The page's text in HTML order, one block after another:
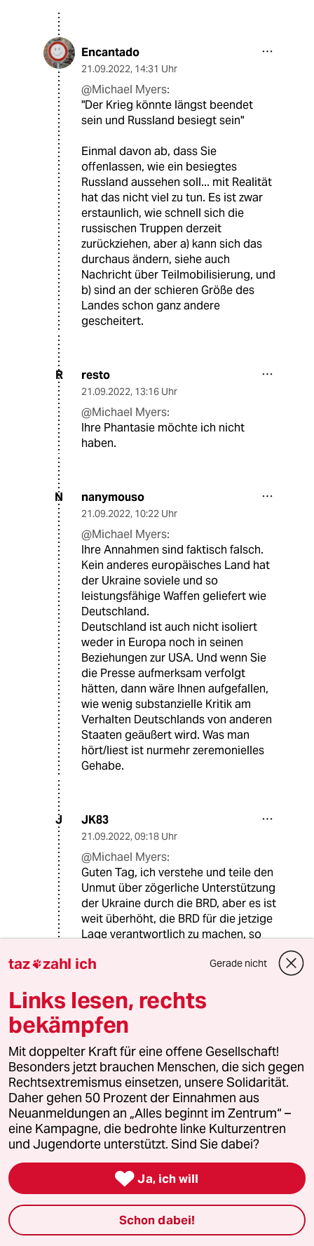
Encantado
21.09.2022, 14:31 Uhr
@Michael Myers:
"Der Krieg könnte längst beendet
sein und Russland besiegt sein"
Einmal davon ab, dass Sie
offenlassen, wie ein besiegtes
Russland aussehen soll... mit Realität
hat das nicht viel zu tun. Es ist zwar
erstaunlich, wie schnell sich die
russischen Truppen derzeit
zurückziehen, aber a) kann sich das
durchaus ändern, siehe auch
Nachricht über Teilmobilisierung, und
b) sind an der schieren Größe des
Landes schon ganz andere
gescheitert.
R resto
21.09.2022, 13:16 Uhr
@Michael Myers:
Ihre Phantasie möchte ich nicht
haben.
N nanymouso
21.09.2022, 10:22 Uhr
@Michael Myers:
Ihre Annahmen sind faktisch falsch.
Kein anderes europäisches Land hat
der Ukraine soviele und so
leistungsfähige Waffen geliefert wie
Deutschland.
Deutschland ist auch nicht isoliert
weder in Europa noch in seinen
Beziehungen zur USA. Und wenn Sie
die Presse aufmerksam verfolgt
hätten, dann wäre Ihnen aufgefallen,
wie wenig substanzielle Kritik am
Verhalten Deutschlands von anderen
Staaten geäußert wird. Was man
hört/liest ist nurmehr zeremonielles
Gehabe.
J JK83
21.09.2022, 09:18 Uhr
@Michael Myers:
Guten Tag, ich verstehe und teile den
Unmut über zögerliche Unterstützung
der Ukraine durch die BRD, aber es ist
weit überhöht, die BRD für die jetzige
Lage verantwortlich zu machen, so
die BRD nicht, in der Haltung steckt
Großmachtphantasie. Besser wäre
die Ukraine aber zweifellos
aufgestellt und auch besser für die
nahe Zukunft vorbereitet, hätte sie
jetzt Panzer der BRD und verbündeter
Staaten.
Zum Thema Eingraben im Donbass
und neuer Angriff in ein paar Jahren.
Rein theoretisch ja. Aber faktisch -
sofern der Westen jetzt den
dauerhaften Schulterschluss mit der
Ukraine absichert und Russland aus
der Staatengemeinschaft und
Weltwirtschaft verbannt hält - wird
Russland das nicht vermögen:
Russland kann nicht in großem
taz zahl ich Gerade nicht
Links lesen, rechts
bekämpfen
Mit doppelter Kraft für eine offene Gesellschaft!
Besonders jetzt brauchen Menschen, die sich gegen
Rechtsextremismus einsetzen, unsere Solidarität.
Daher gehen 50 Prozent der Einnahmen aus
Neuanmeldungen an „Alles beginnt im Zentrum“ –
eine Kampagne, die bedrohte linke Kulturzentren
und Jugendorte unterstützt. Sind Sie dabei?
 Ja, ich will
Schon dabei!